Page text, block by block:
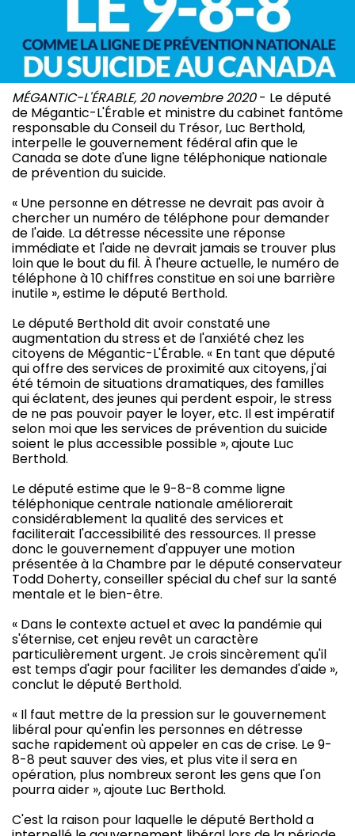
MÉGANTIC-L'ÉRABLE, 20 novembre 2020- Le député
de Mégantic-L'Érable et ministre du cabinet fantôme
responsable du Conseil du Trésor, Luc Berthold,
interpelle le gouvernement fédéral afin que le
Canada se dote d'une ligne téléphonique nationale
de prévention du suicide.
« Une personne en détresse ne devrait pas avoir à
chercher un numéro de téléphone pour demander
de l'aide. La détresse nécessite une réponse
immédiate et l'aide ne devrait jamais se trouver plus
loin que le bout du fil. À l'heure actuelle, le numéro de
téléphone à 10 chiffres constitue en soi une barrière
inutile », estime le député Berthold.
Le député Berthold dit avoir constaté une
augmentation du stress et de l'anxiété chez les
citoyens de Mégantic-L'Érable. « En tant que député
qui offre des services de proximité aux citoyens, j'ai
été témoin de situations dramatiques, des familles
qui éclatent, des jeunes qui perdent espoir, le stress
de ne pas pouvoir payer le loyer, etc. Il est impératif
selon moi que les services de prévention du suicide
soient le plus accessible possible », ajoute Luc
Berthold.
Le député estime que le 9-8-8 comme ligne
téléphonique centrale nationale améliorerait
considérablement la qualité des services et
faciliterait l'accessibilité des ressources. Il presse
donc le gouvernement d'appuyer une motion
présentée à la Chambre par le député conservateur
Todd Doherty, conseiller spécial du chef sur la santé
mentale et le bien-être.
« Dans le contexte actuel et avec la pandémie qui
s'éternise, cet enjeu revêt un caractère
particulièrement urgent. Je crois sincèrement qu'il
est temps d'agir pour faciliter les demandes d'aide »,
conclut le député Berthold.
« Il faut mettre de la pression sur le gouvernement
libéral pour qu'enfin les personnes en détresse
sache rapidement où appeler en cas de crise. Le 9-
8-8 peut sauver des vies, et plus vite il sera en
opération, plus nombreux seront les gens que l'on
pourra aider », ajoute Luc Berthold.
C'est la raison pour laquelle le député Berthold a